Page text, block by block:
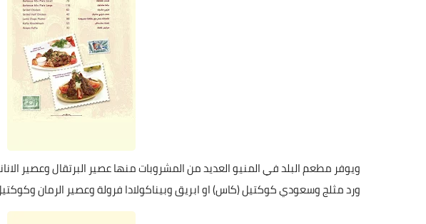
ويوفر مطعم البلد في المنيو العديد من المشروبات منها عصير البرتقال وعصير
ورد مثلج وسعودي كوكتيل (كاس) او ابريق وبيناكولادا فرولة وعصير الرمان